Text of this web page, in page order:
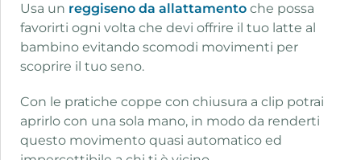
Usa un reggiseno da allattamento che possa
favorirti ogni volta che devi offrire il tuo latte al
bambino evitando scomodi movimenti per
scoprire il tuo seno.
Con le pratiche coppe con chiusura a clip potrai
aprirlo con una sola mano, in modo da renderti
questo movimento quasi automatico ed